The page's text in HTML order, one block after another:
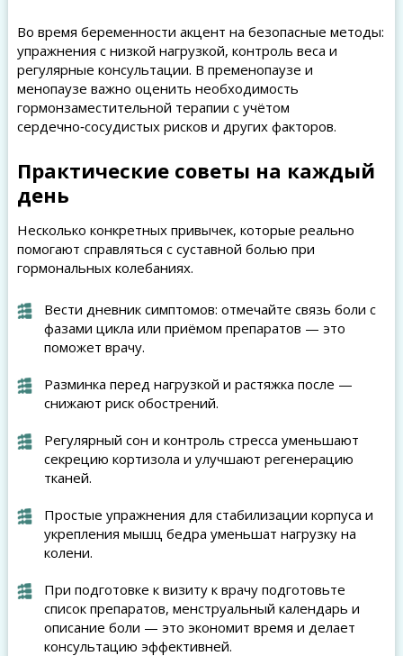
Во время беременности акцент на безопасные методы:
упражнения с низкой нагрузкой, контроль веса и
регулярные консультации. В пременопаузе и
менопаузе важно оценить необходимость
гормонзаместительной терапии с учётом
сердечно‑сосудистых рисков и других факторов.
Практические советы на каждый
день
Несколько конкретных привычек, которые реально
помогают справляться с суставной болью при
гормональных колебаниях.
Вести дневник симптомов: отмечайте связь боли с
фазами цикла или приёмом препаратов — это
поможет врачу.
Разминка перед нагрузкой и растяжка после —
снижают риск обострений.
Регулярный сон и контроль стресса уменьшают
секрецию кортизола и улучшают регенерацию
тканей.
Простые упражнения для стабилизации корпуса и
укрепления мышц бедра уменьшат нагрузку на
колени.
При подготовке к визиту к врачу подготовьте
список препаратов, менструальный календарь и
описание боли — это экономит время и делает
консультацию эффективней.